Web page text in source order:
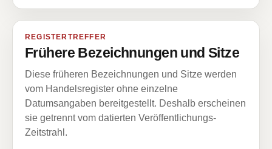
REGISTERTREFFER
Frühere Bezeichnungen und Sitze
Diese früheren Bezeichnungen und Sitze werden
vom Handelsregister ohne einzelne
Datumsangaben bereitgestellt. Deshalb erscheinen
sie getrennt vom datierten Veröffentlichungs-
Zeitstrahl.